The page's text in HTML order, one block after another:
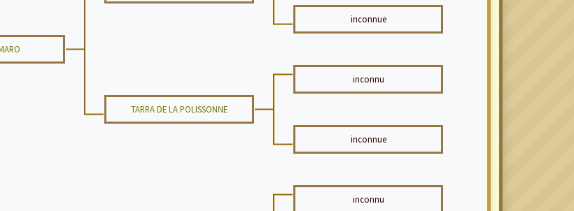
inconnue
inconnu
TARRA DE LA POLISSONNE
inconnue
inconnu